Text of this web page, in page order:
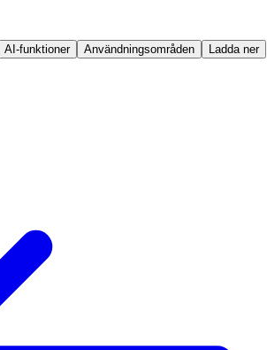
AI-funktioner Användningsområden Ladda ner